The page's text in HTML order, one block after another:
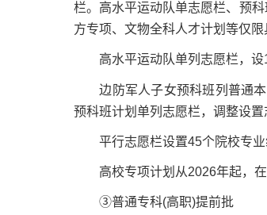
栏。高水平运动队单志愿栏、预
方专项、文物全科人才计划等仅限
高水平运动队单列志愿栏，设1
边防军人子女预科班列普通本
预科班计划单列志愿栏，调整设
平行志愿栏设置45个院校专业
高校专项计划从2026年起，在
③普通专科(高职)提前批